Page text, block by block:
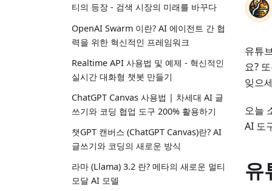
티의 등장 - 검색 시장의 미래를 바꾸다
OpenAI Swarm 이란? AI 에이전트 간 협
력을 위한 혁신적인 프레임워크
Realtime API 사용법 및 예제 - 혁신적인
실시간 대화형 챗봇 만들기
ChatGPT Canvas 사용법 | 차세대 AI 글
쓰기와 코딩 협업 도구 200% 활용하기
챗GPT 캔버스 (ChatGPT Canvas)란? AI
글쓰기와 코딩의 새로운 방식
라마 (Llama) 3.2 란? 메타의 새로운 멀티
모달 AI 모델
유튜
요?
잊으
오늘
AI 도
유